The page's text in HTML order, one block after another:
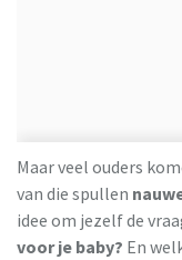
Maar veel ouders
van die spullen
idee om jezelf de
voor je baby? En